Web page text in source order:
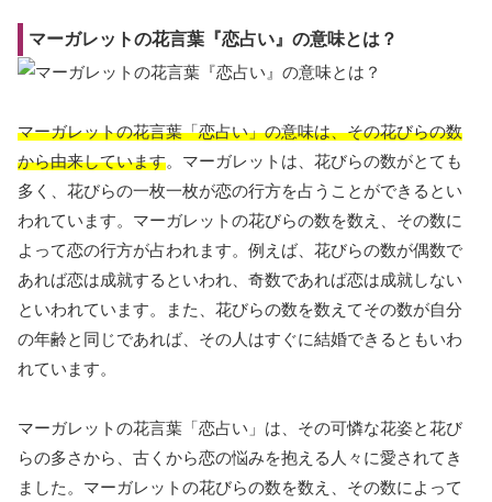
マーガレットの花言葉『恋占い』の意味とは？
マーガレットの花言葉「恋占い」の意味は、その花びらの数
から由来しています。マーガレットは、花びらの数がとても
多く、花びらの一枚一枚が恋の行方を占うことができるとい
われています。マーガレットの花びらの数を数え、その数に
よって恋の行方が占われます。例えば、花びらの数が偶数で
あれば恋は成就するといわれ、奇数であれば恋は成就しない
といわれています。また、花びらの数を数えてその数が自分
の年齢と同じであれば、その人はすぐに結婚できるともいわ
れています。
マーガレットの花言葉「恋占い」は、その可憐な花姿と花び
らの多さから、古くから恋の悩みを抱える人々に愛されてき
ました。マーガレットの花びらの数を数え、その数によって